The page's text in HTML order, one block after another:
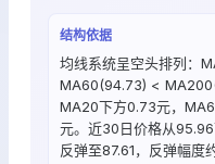
结构依据
均线系统呈空头排列：
MA60(94.73) <
MA20下方0.73元，
元。近30日价格从
反弹至87.61，反弹幅度